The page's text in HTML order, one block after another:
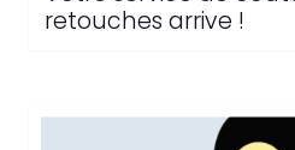
retouches arrive !